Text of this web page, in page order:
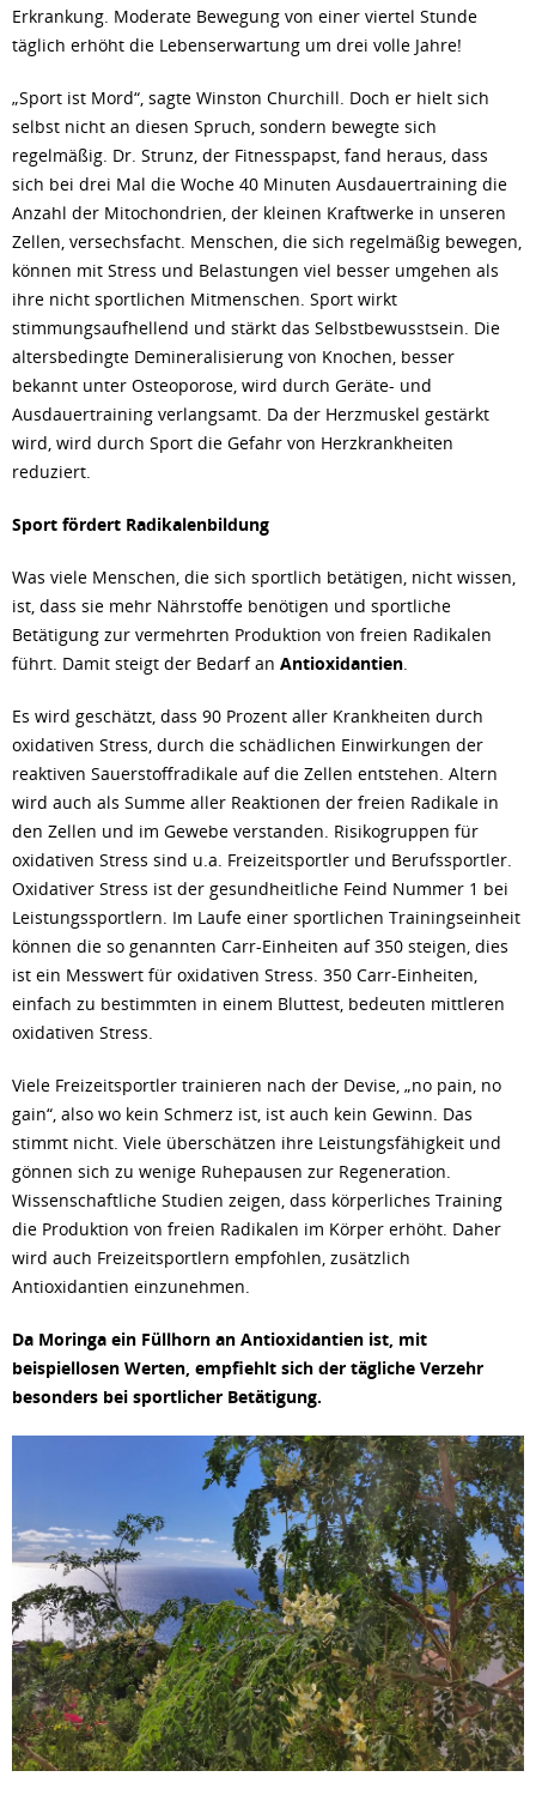
Erkrankung. Moderate Bewegung von einer viertel Stunde
täglich erhöht die Lebenserwartung um drei volle Jahre!
„Sport ist Mord“, sagte Winston Churchill. Doch er hielt sich
selbst nicht an diesen Spruch, sondern bewegte sich
regelmäßig. Dr. Strunz, der Fitnesspapst, fand heraus, dass
sich bei drei Mal die Woche 40 Minuten Ausdauertraining die
Anzahl der Mitochondrien, der kleinen Kraftwerke in unseren
Zellen, versechsfacht. Menschen, die sich regelmäßig bewegen,
können mit Stress und Belastungen viel besser umgehen als
ihre nicht sportlichen Mitmenschen. Sport wirkt
stimmungsaufhellend und stärkt das Selbstbewusstsein. Die
altersbedingte Demineralisierung von Knochen, besser
bekannt unter Osteoporose, wird durch Geräte- und
Ausdauertraining verlangsamt. Da der Herzmuskel gestärkt
wird, wird durch Sport die Gefahr von Herzkrankheiten
reduziert.
Sport fördert Radikalenbildung
Was viele Menschen, die sich sportlich betätigen, nicht wissen,
ist, dass sie mehr Nährstoffe benötigen und sportliche
Betätigung zur vermehrten Produktion von freien Radikalen
führt. Damit steigt der Bedarf an Antioxidantien.
Es wird geschätzt, dass 90 Prozent aller Krankheiten durch
oxidativen Stress, durch die schädlichen Einwirkungen der
reaktiven Sauerstoffradikale auf die Zellen entstehen. Altern
wird auch als Summe aller Reaktionen der freien Radikale in
den Zellen und im Gewebe verstanden. Risikogruppen für
oxidativen Stress sind u.a. Freizeitsportler und Berufssportler.
Oxidativer Stress ist der gesundheitliche Feind Nummer 1 bei
Leistungssportlern. Im Laufe einer sportlichen Trainingseinheit
können die so genannten Carr-Einheiten auf 350 steigen, dies
ist ein Messwert für oxidativen Stress. 350 Carr-Einheiten,
einfach zu bestimmten in einem Bluttest, bedeuten mittleren
oxidativen Stress.
Viele Freizeitsportler trainieren nach der Devise, „no pain, no
gain“, also wo kein Schmerz ist, ist auch kein Gewinn. Das
stimmt nicht. Viele überschätzen ihre Leistungsfähigkeit und
gönnen sich zu wenige Ruhepausen zur Regeneration.
Wissenschaftliche Studien zeigen, dass körperliches Training
die Produktion von freien Radikalen im Körper erhöht. Daher
wird auch Freizeitsportlern empfohlen, zusätzlich
Antioxidantien einzunehmen.
Da Moringa ein Füllhorn an Antioxidantien ist, mit
beispiellosen Werten, empfiehlt sich der tägliche Verzehr
besonders bei sportlicher Betätigung.